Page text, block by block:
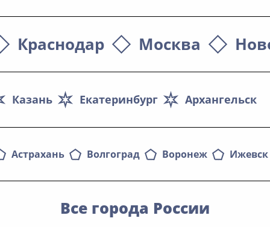
Краснодар Москва
Архангельск
Екатеринбург
Казань
Астрахань Волгоград Воронеж Ижевск
Все города России